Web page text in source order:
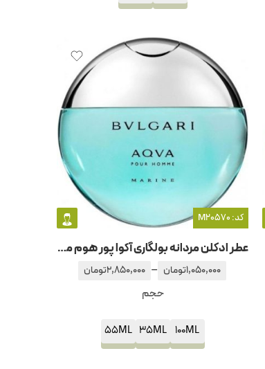
کد: M20570
عطر ادکلن مردانه بولگاری آکوا پور هوم مارین
1,050,000تومان –
2,850,000تومان
حجم
100ML
35ML
55ML